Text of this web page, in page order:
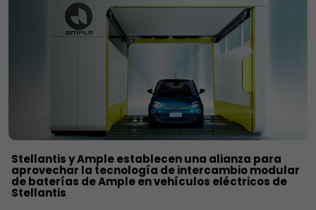
Stellantis y Ample establecen una alianza para
aprovechar la tecnología de intercambio modular
de baterías de Ample en vehículos eléctricos de
Stellantis